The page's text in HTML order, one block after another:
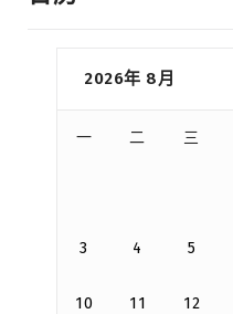
2026年 8月
一 二 三
3 4 5
10 11 12